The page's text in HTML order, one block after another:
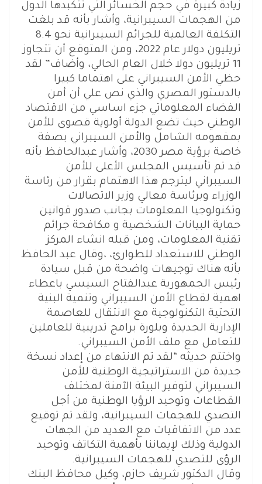
زيادة كبيرة في حجم الخسائر التي تتكبدها الدول
من الهجمات السيبرانية، وأشار بأنه قد بلغت
التكلفة العالمية للجرائم السيبرانية نحو 8.4
تريليون دولار عام 2022، ومن المتوقع أن تتجاوز
11 تريليون دولا خلال العام الحالي، وأضاف” لقد
حظي الأمن السيبراني على اهتماما كبيرا
بالدستور المصري والذي نص علي أن أمن
الفضاء المعلوماتي جزء اساسي من الاقتصاد
الوطني حيث تضع الدولة أولوية قصوى للأمن
بمفهومه الشامل والأمن السيبراني بصفة
خاصة برؤية مصر 2030، وأشار عبدالحافظ بأنه
قد تم تأسيس المجلس الأعلى للأمن
السيبراني ليترجم هذا الاهتمام بقرار من رئاسة
الوزراء وبرئاسة معالي وزير الاتصالات
وتكنولوجيا المعلومات بجانب صدور قوانين
حماية البيانات الشخصية و مكافحة جرائم
تقنية المعلومات، ومن قبله انشاء المركز
الوطني للاستعداد للطوارئ، ،وقال عبد الحافظ
بأنه هناك توجيهات واضحة من قبل سيادة
رئيس الجمهورية عبدالفتاح السيسي باعطاء
اهمية لقطاع الأمن السيبراني وتنمية البنية
التحتية التكنولوجية مع الانتقال للعاصمة
الإدارية الجديدة وبلورة برامج تدريبية للعاملين
للتعامل مع ملف الأمن السيبراني.
واختتم حديثه “لقد تم الانتهاء من إعداد نسخة
جديدة من الاستراتيجية الوطنية للأمن
السيبراني لتوفير البيئة الآمنة لمختلف
القطاعات وتوحيد الرؤيا الوطنية من أجل
التصدي للهجمات السيبرانية، ولقد تم توقيع
عدد من الاتفاقيات مع العديد من الجهات
الدولية وذلك لإيماننا بأهمية التكاتف وتوحيد
الرؤى للتصدي للهجمات السيبرانية.
وقال الدكتور شريف حازم، وكيل محافظ البنك